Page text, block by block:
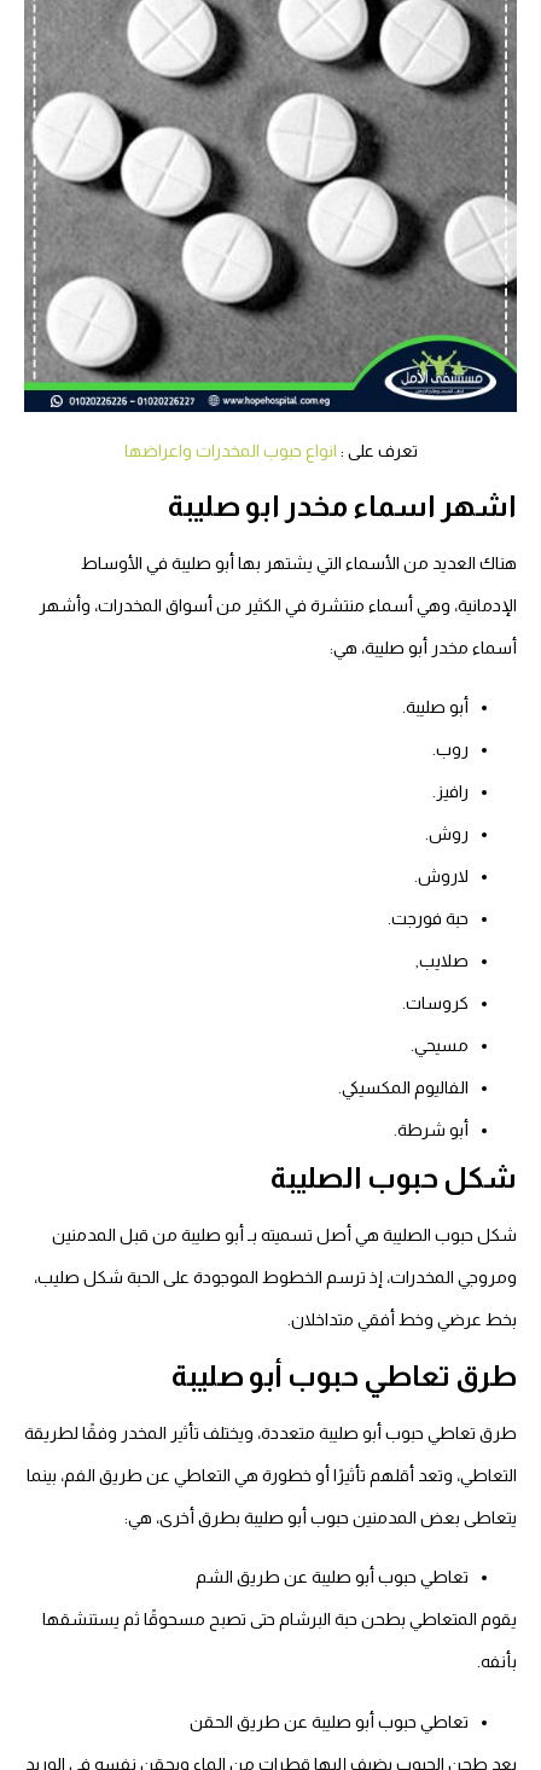
تعرف على : انواع حبوب المخدرات واعراضها
اشهر اسماء مخدر ابو صليبة
هناك العديد من الأسماء التي يشتهر بها أبو صليبة في الأوساط
الإدمانية، وهي أسماء منتشرة في الكثير من أسواق المخدرات، وأشهر
أسماء مخدر أبو صليبة، هي:
أبو صليبة.
روب.
رافيز.
روش.
لاروش.
حبة فورجت.
صلايب,
كروسات.
مسيحي.
الفاليوم المكسيكي.
أبو شرطة.
شكل حبوب الصليبة
شكل حبوب الصليبة هي أصل تسميته بـ أبو صليبة من قبل المدمنين
ومروجي المخدرات، إذ ترسم الخطوط الموجودة على الحبة شكل صليب،
بخط عرضي وخط أفقي متداخلان.
طرق تعاطي حبوب أبو صليبة
طرق تعاطي حبوب أبو صليبة متعددة، ويختلف تأثير المخدر وفقًا لطريقة
التعاطي، وتعد أقلهم تأثيرًا أو خطورة هي التعاطي عن طريق الفم، بينما
يتعاطى بعض المدمنين حبوب أبو صليبة بطرق أخرى، هي:
تعاطي حبوب أبو صليبة عن طريق الشم
يقوم المتعاطي بطحن حبة البرشام حتى تصبح مسحوقًا ثم يستنشقها
بأنفه.
تعاطي حبوب أبو صليبة عن طريق الحقن
بعد طحن الحبوب يضيف إليها قطرات من الماء ويحقن نفسه في الوريد